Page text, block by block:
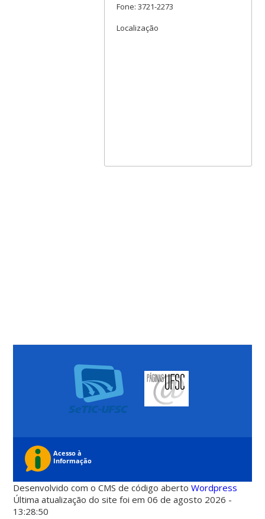
Fone: 3721-2273
Localização
Desenvolvido com o CMS de código abertoWordpress
Última atualização do site foi em 06 de agosto 2026 -
13:28:50